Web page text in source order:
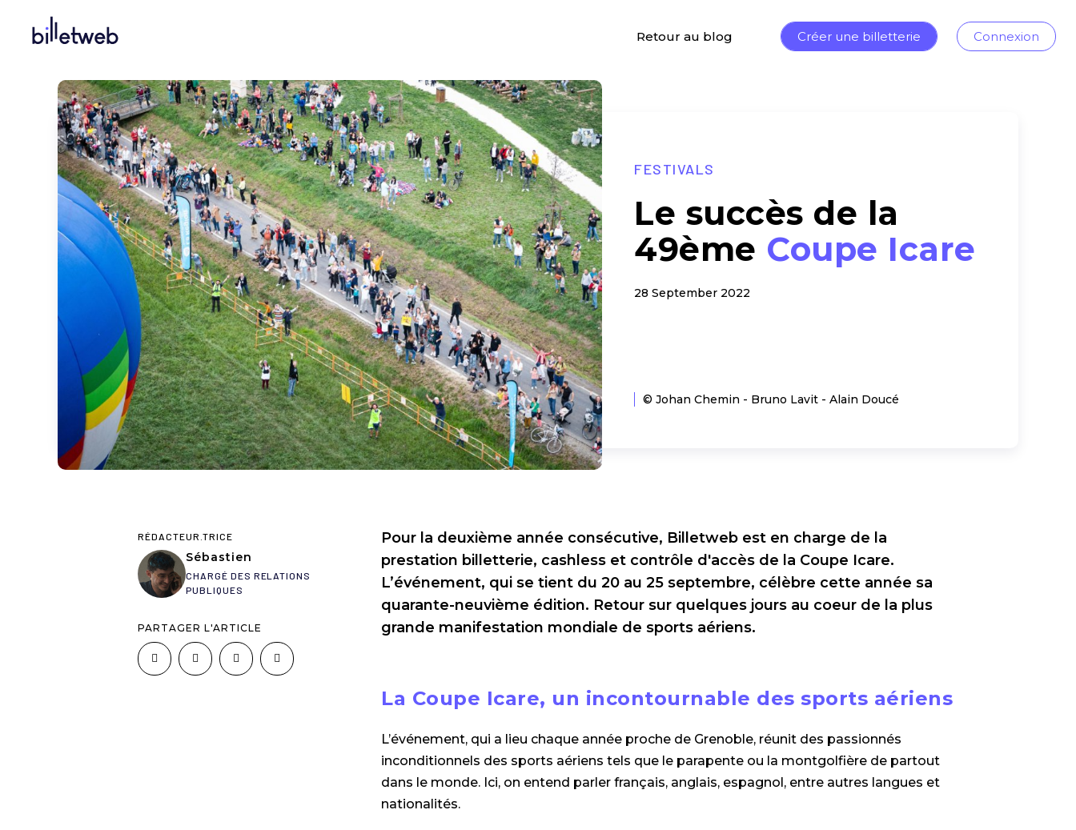
Retour au blog Créer une billetterie Connexion
FESTIVALS
Le succès de la
49ème Coupe Icare
28 September 2022
© Johan Chemin - Bruno Lavit - Alain Doucé
RÉDACTEUR.TRICE
Sébastien
CHARGÉ DES RELATIONS
PUBLIQUES
PARTAGER L'ARTICLE
Pour la deuxième année consécutive, Billetweb est en charge de la
prestation billetterie, cashless et contrôle d'accès de la Coupe Icare.
L’événement, qui se tient du 20 au 25 septembre, célèbre cette année sa
quarante-neuvième édition. Retour sur quelques jours au coeur de la plus
grande manifestation mondiale de sports aériens.
La Coupe Icare, un incontournable des sports aériens
L’événement, qui a lieu chaque année proche de Grenoble, réunit des passionnés
inconditionnels des sports aériens tels que le parapente ou la montgolfière de partout
dans le monde. Ici, on entend parler français, anglais, espagnol, entre autres langues et
nationalités.